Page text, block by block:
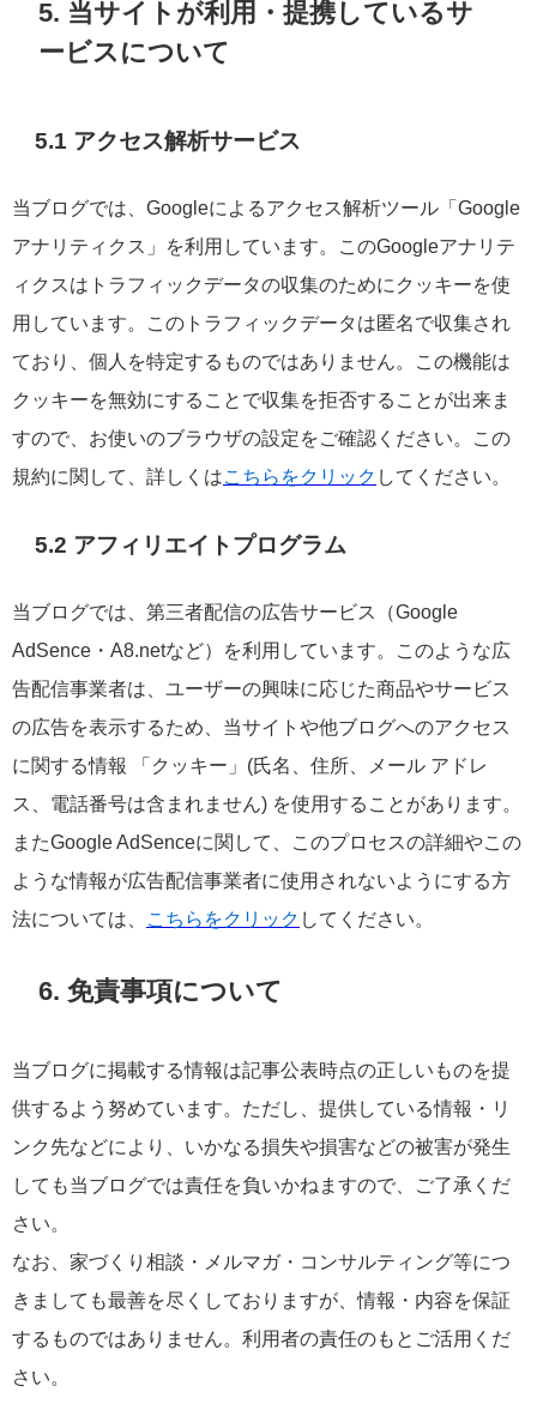
5. 当サイトが利用・提携しているサ
ービスについて
5.1 アクセス解析サービス
当ブログでは、Googleによるアクセス解析ツール「Google
アナリティクス」を利用しています。このGoogleアナリテ
ィクスはトラフィックデータの収集のためにクッキーを使
用しています。このトラフィックデータは匿名で収集され
ており、個人を特定するものではありません。この機能は
クッキーを無効にすることで収集を拒否することが出来ま
すので、お使いのブラウザの設定をご確認ください。この
規約に関して、詳しくはこちらをクリック してください。
5.2 アフィリエイトプログラム
当ブログでは、第三者配信の広告サービス（Google
AdSence・A8.netなど）を利用しています。このような広
告配信事業者は、ユーザーの興味に応じた商品やサービス
の広告を表示するため、当サイトや他ブログへのアクセス
に関する情報 「クッキー」(氏名、住所、メール アドレ
ス、電話番号は含まれません) を使用することがあります。
またGoogle AdSenceに関して、このプロセスの詳細やこの
ような情報が広告配信事業者に使用されないようにする方
法については、
こちらをクリック してください。
6. 免責事項について
当ブログに掲載する情報は記事公表時点の正しいものを提
供するよう努めています。ただし、提供している情報・リ
ンク先などにより、いかなる損失や損害などの被害が発生
しても当ブログでは責任を負いかねますので、ご了承くだ
さい。
なお、家づくり相談・メルマガ・コンサルティング等につ
きましても最善を尽くしておりますが、情報・内容を保証
するものではありません。利用者の責任のもとご活用くだ
さい。